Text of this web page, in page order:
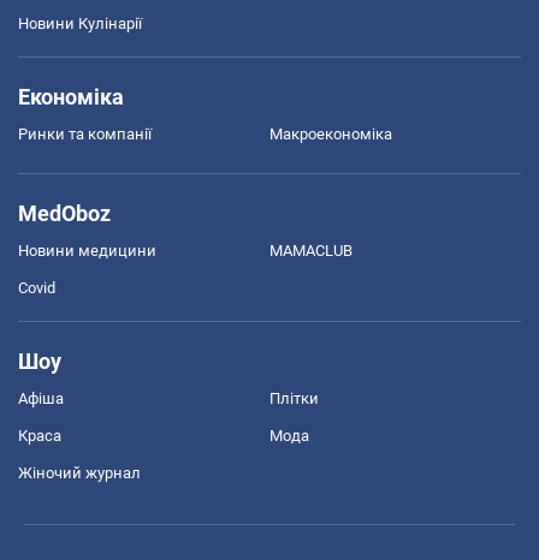
Новини Кулінарії
Економіка
Ринки та компанії Макроекономіка
MedOboz
Новини медицини MAMACLUB
Covid
Шоу
Афіша Плітки
Краса Мода
Жіночий журнал